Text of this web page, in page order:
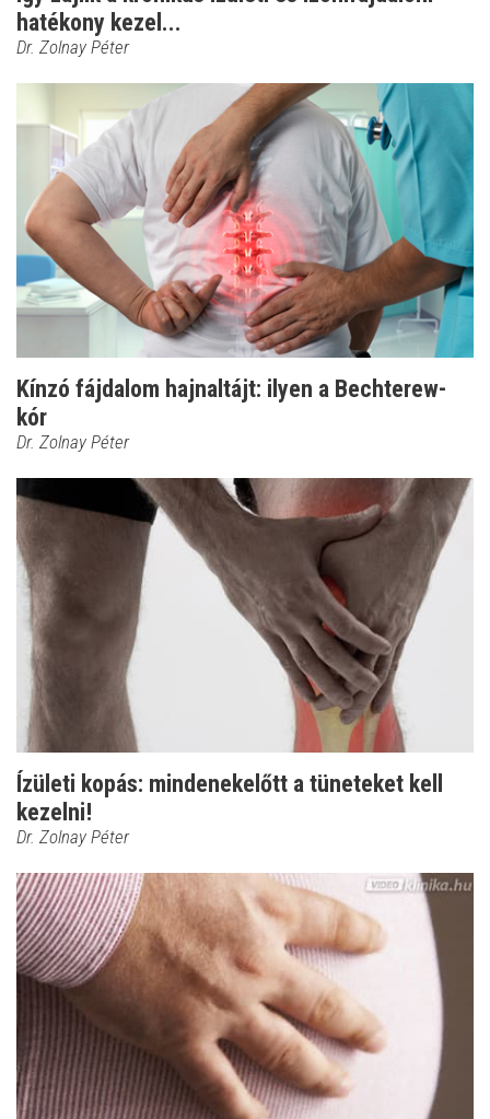
hatékony kezel...
Dr. Zolnay Péter
Kínzó fájdalom hajnaltájt: ilyen a Bechterew-
kór
Dr. Zolnay Péter
Ízületi kopás: mindenekelőtt a tüneteket kell
kezelni!
Dr. Zolnay Péter